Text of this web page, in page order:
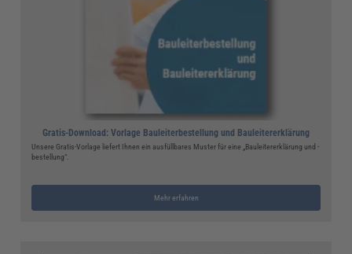
Gratis-Download: Vorlage Bauleiterbestellung und Bauleitererklärung
Unsere Gratis-Vorlage liefert Ihnen ein ausfüllbares Muster für eine „Bauleitererklärung und -
bestellung“.
Mehr erfahren